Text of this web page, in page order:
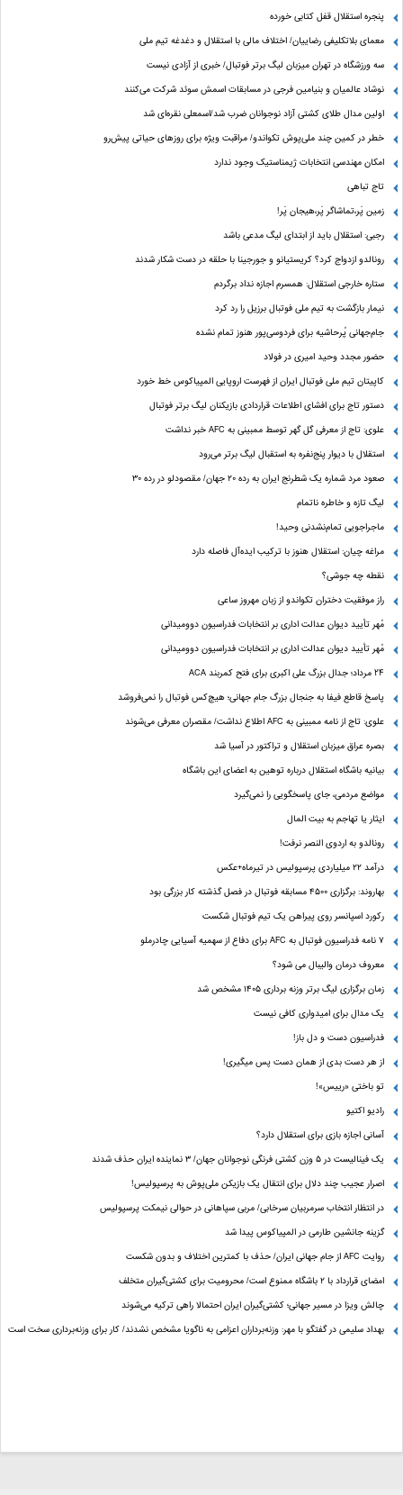
پنجره‌ استقلال قفل کتابی خورده
معمای بلاتکلیفی رضاییان/ اختلاف مالی با استقلال و دغدغه تیم ملی
سه ورزشگاه در تهران میزبان لیگ برتر فوتبال/ خبری از آزادی نیست
نوشاد عالمیان و بنیامین فرجی در مسابقات اسمش سوئد شرکت می‌کنند
اولین مدال طلای کشتی آزاد نوجوانان ضرب شد/اسمعلی نقره‌ای شد
خطر در کمین چند ملی‌پوش تکواندو/ مراقبت ویژه برای روزهای حیاتی پیش‌رو
امکان مهندسی انتخابات ژیمناستیک وجود ندارد
تاج تباهی
زمین پَر،تماشاگر پَر،هیجان پَر!
رجبی: استقلال باید از ابتدای لیگ مدعی باشد
رونالدو ازدواج کرد؟ کریستیانو و جورجینا با حلقه در دست شکار شدند
ستاره خارجی استقلال: همسرم اجازه نداد برگردم
نیمار بازگشت به تیم ملی فوتبال برزیل را رد کرد
جام‌جهانی پُرحاشیه برای فردوسی‌پور هنوز تمام نشده
حضور مجدد وحید امیری در فولاد
کاپیتان تیم ملی فوتبال ایران از فهرست اروپایی المپیاکوس خط خورد
دستور تاج برای افشای اطلاعات قراردادی بازیکنان لیگ برتر فوتبال
علوی: تاج از معرفی گل گهر توسط ممبینی به AFC خبر نداشت
استقلال با دیوار پنج‌نفره به استقبال لیگ برتر می‌رود
صعود مرد شماره یک شطرنج ایران به رده ۲۰ جهان/ مقصودلو در رده ۳۰
لیگ تازه و خاطره ناتمام
ماجراجویی تمام‌نشدنی وحید!
مراغه چیان: استقلال هنوز با ترکیب ایده‌آل فاصله دارد
نقطه چه جوشی؟
راز موفقیت دختران تکواندو از زبان مهروز ساعی
مُهر تأیید دیوان عدالت اداری بر انتخابات فدراسیون دوومیدانی
مُهر تأیید دیوان عدالت اداری بر انتخابات فدراسیون دوومیدانی
24 مرداد؛ جدال بزرگ علی‌ اکبری برای فتح کمربند ACA
پاسخ قاطع فیفا به جنجال بزرگ جام جهانی؛ هیچ‌کس فوتبال را نمی‌فروشد
علوی: تاج از نامه ممبینی به AFC اطلاع نداشت/ مقصران معرفی می‌شوند
بصره عراق میزبان استقلال و تراکتور در آسیا شد
بیانیه باشگاه استقلال درباره توهین به اعضای این باشگاه
مواضع مردمی، جای پاسخگویی را نمی‌گیرد
ایثار یا تهاجم به بیت المال
رونالدو به اردوی النصر نرفت!
درآمد ۲۲ میلیاردی پرسپولیس در تیرماه+عکس
بهاروند: برگزاری ۴۵۰۰ مسابقه فوتبال در فصل گذشته کار بزرگی بود
رکورد اسپانسر روی پیراهن یک تیم فوتبال شکست
۷ نامه فدراسیون فوتبال به AFC برای دفاع از سهمیه آسیایی چادرملو
معروف درمان والیبال می شود؟
زمان برگزاری لیگ برتر وزنه برداری ۱۴۰۵ مشخص شد
یک مدال برای امیدواری کافی نیست
فدراسیون دست‌ و دل باز!
از هر دست بدی از همان دست پس میگیری!
تو باختی «رییس»!
رادیو اکتیو
آسانی اجازه بازی برای استقلال دارد؟
یک فینالیست در ۵ وزن کشتی فرنگی نوجوانان جهان/ ۳ نماینده ایران حذف شدند
اصرار عجیب چند دلال برای انتقال یک بازیکن ملی‌پوش به پرسپولیس!
در انتظار انتخاب سرمربیان سرخابی/ مربی سپاهانی در حوالی نیمکت پرسپولیس
گزینه جانشین طارمی در المپیاکوس پیدا شد
روایت AFC از جام جهانی ایران/ حذف با کمترین اختلاف و بدون شکست
امضای قرارداد با ۲ باشگاه ممنوع است/ محرومیت برای کشتی‌گیران متخلف
چالش ویزا در مسیر جهانی؛ کشتی‌گیران ایران احتمالا راهی ترکیه می‌شوند
بهداد سلیمی در گفتگو با مهر: وزنه‌برداران اعزامی به ناگویا مشخص نشدند/ کار برای وزنه‌برداری سخت است